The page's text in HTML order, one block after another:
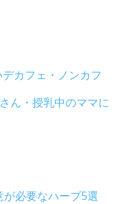
カフェ・ノンカフ
ん・授乳中のママに
必要なハーブ5選